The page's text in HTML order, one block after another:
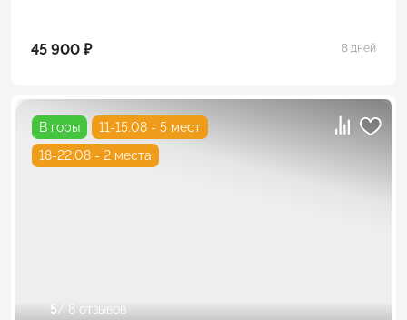
45 900 ₽ 8 дней
В горы
11-15.08 - 5 мест
18-22.08 - 2 места
5/ 8 отзывов